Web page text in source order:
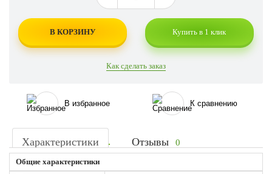
В КОРЗИНУ Купить в 1 клик
Как сделать заказ
В избранное К сравнению
Характеристики Отзывы 0
Общие характеристики